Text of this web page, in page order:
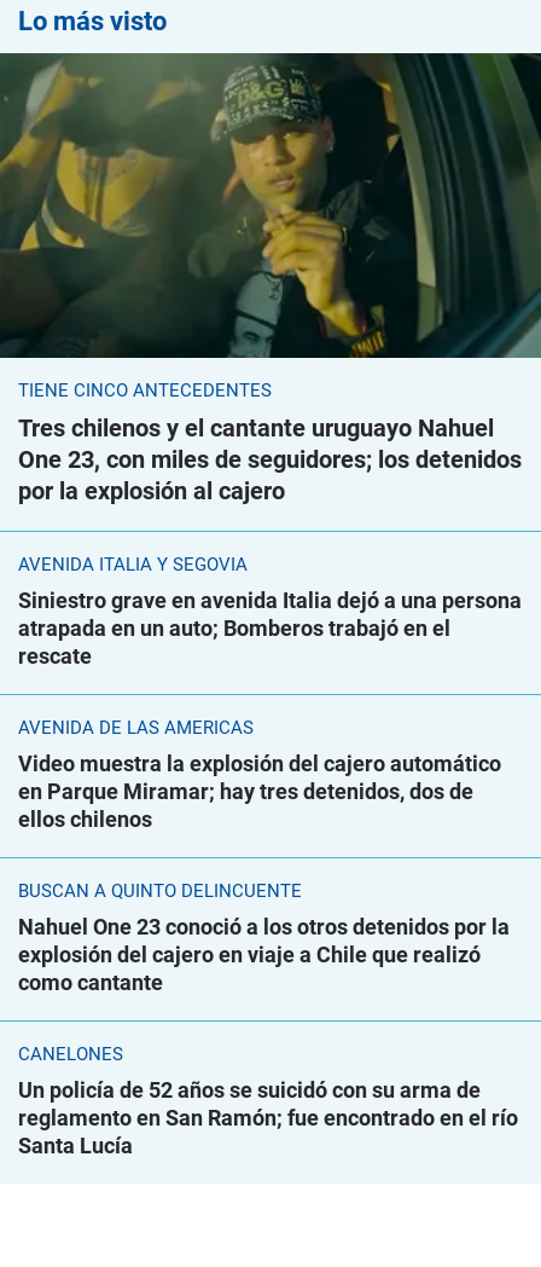
Lo más visto
TIENE CINCO ANTECEDENTES
Tres chilenos y el cantante uruguayo Nahuel
One 23, con miles de seguidores; los detenidos
por la explosión al cajero
AVENIDA ITALIA Y SEGOVIA
Siniestro grave en avenida Italia dejó a una persona
atrapada en un auto; Bomberos trabajó en el
rescate
AVENIDA DE LAS AMÉRICAS
Video muestra la explosión del cajero automático
en Parque Miramar; hay tres detenidos, dos de
ellos chilenos
BUSCAN A QUINTO DELINCUENTE
Nahuel One 23 conoció a los otros detenidos por la
explosión del cajero en viaje a Chile que realizó
como cantante
CANELONES
Un policía de 52 años se suicidó con su arma de
reglamento en San Ramón; fue encontrado en el río
Santa Lucía